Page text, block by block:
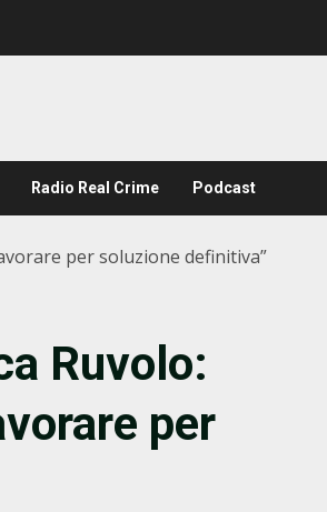
Radio Real Crime Podcast
per soluzione definitiva”
Ruvolo:
per